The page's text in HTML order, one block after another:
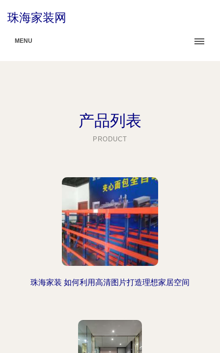
珠海家装网
MENU
产品列表
PRODUCT
珠海家装 如何利用高清图片打造理想家居空间